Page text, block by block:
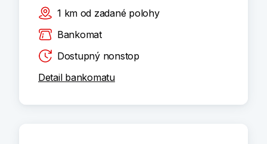
1 km od zadané polohy
Bankomat
Dostupný nonstop
Detail bankomatu